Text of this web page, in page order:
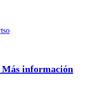
Más información